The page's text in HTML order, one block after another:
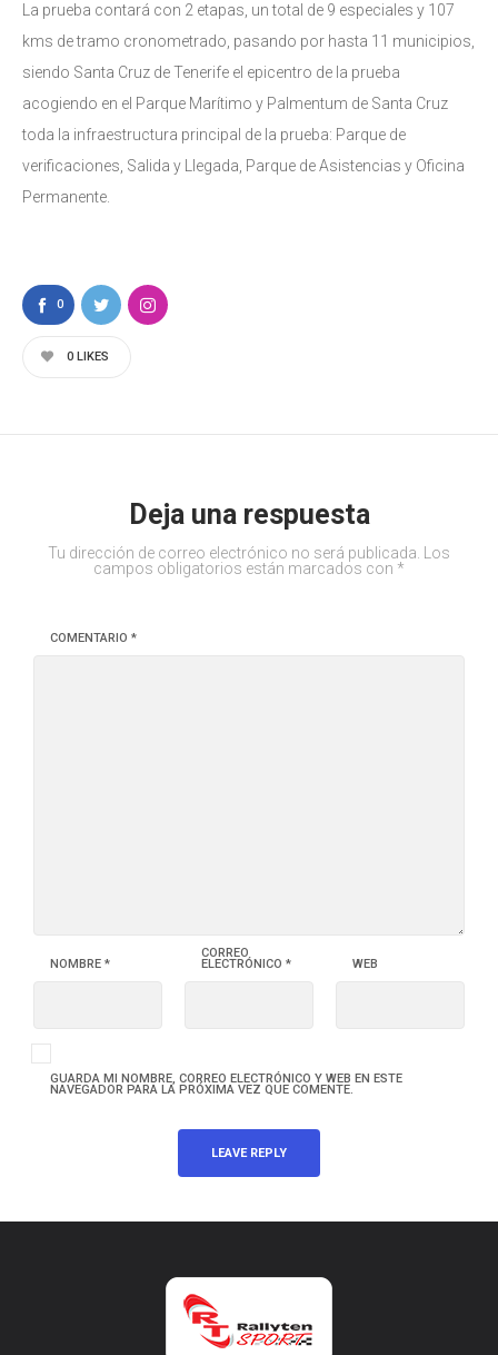
La prueba contará con 2 etapas, un total de 9 especiales y 107
kms de tramo cronometrado, pasando por hasta 11 municipios,
siendo Santa Cruz de Tenerife el epicentro de la prueba
acogiendo en el Parque Marítimo y Palmentum de Santa Cruz
toda la infraestructura principal de la prueba: Parque de
verificaciones, Salida y Llegada, Parque de Asistencias y Oficina
Permanente.
0
0 LIKES
Deja una respuesta
Tu dirección de correo electrónico no será publicada.
Los
campos obligatorios están marcados con *
COMENTARIO *
NOMBRE *
CORREO
ELECTRÓNICO * WEB
GUARDA MI NOMBRE, CORREO ELECTRÓNICO Y WEB EN ESTE
NAVEGADOR PARA LA PRÓXIMA VEZ QUE COMENTE.